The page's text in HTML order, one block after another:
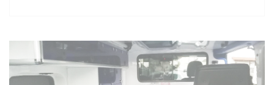
supplémentaire. Faites confiance aux Ambulances
Anjali pour un service de transport sanitaire
conventionné et de qualité à Saint-Denis 93 et ses
environs.